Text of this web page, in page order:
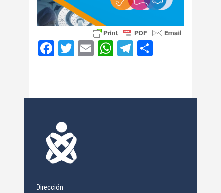
Facebook
TwitterEmailWhatsApp
Telegram
Dirección